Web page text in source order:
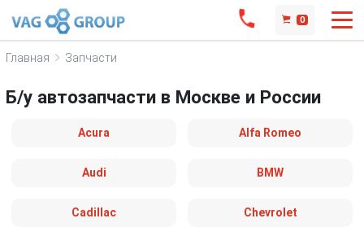
0
Главная Запчасти
Б/у автозапчасти в Москве и России
Acura Alfa Romeo
Audi BMW
Cadillac Chevrolet